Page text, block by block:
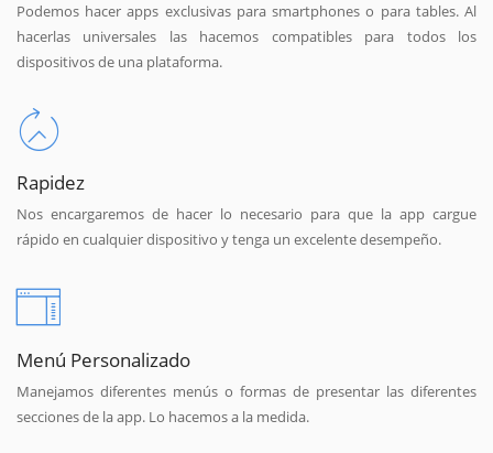
Podemos hacer apps exclusivas para smartphones o para tables. Al
hacerlas universales las hacemos compatibles para todos los
dispositivos de una plataforma.
Rapidez
Nos encargaremos de hacer lo necesario para que la app cargue
rápido en cualquier dispositivo y tenga un excelente desempeño.
Menú Personalizado
Manejamos diferentes menús o formas de presentar las diferentes
secciones de la app. Lo hacemos a la medida.